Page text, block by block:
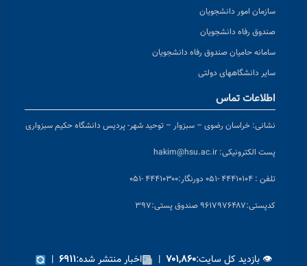
سازمان امور دانشجویان
صندوق رفاه دانشجویان
سامانه حامیان صندوق رفاه دانشجویان
سایر دانشگاههای دولتی
اطلاعات تماس
نشانی: خراسان رضوی – سبزوار – توحید شهر- پردیس دانشگاه حکیم سبزواری
پست الکترونیکی: hakim@hsu.ac.ir
تلفن : ۴۴۴۱۰۱۰۴ -۰۵۱ دورنگار:۴۴۴۱۰۳۰۰ -۰۵۱
کدپستی:۹۶۱۷۹۷۶۴۸۷ صندوق پستی:۳۹۷
👁 بازدید کل سایت:۷۰۱,۸۶۰ | اخبار منتشر شده:۶۹۱۱ |